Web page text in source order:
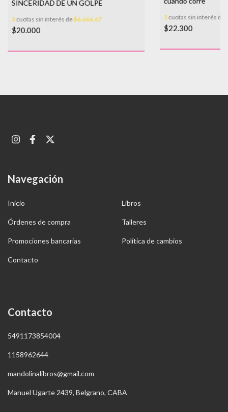
SINCERIDAD DE UN GOLPE
3cuotas sin interés de$6.666,67
$20.000
3cuotas sin interés de
$22.300
Navegación
Inicio Libros
Órdenes de compra Talleres
Promociones bancarias Política de cambios
Contacto
Contacto
5491173854004
1158962644
mandolinalibros@gmail.com
Manuel Ugarte 2439, Belgrano, CABA